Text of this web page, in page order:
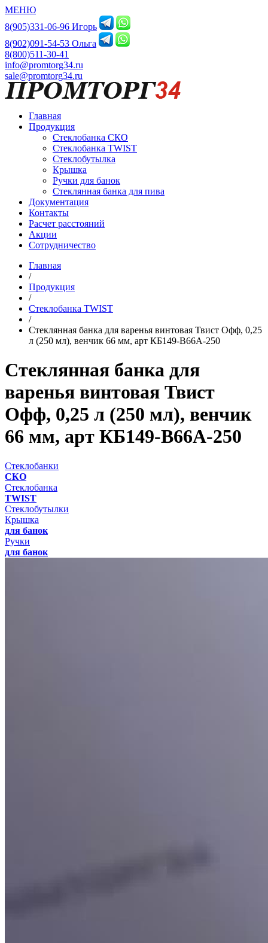
МЕНЮ
8(905)331-06-96 Игорь
8(902)091-54-53 Ольга
8(800)511-30-41
info@promtorg34.ru
sale@promtorg34.ru
Главная
Продукция
Стеклобанка СКО
Стеклобанка TWIST
Стеклобутылка
Крышка
Ручки для банок
Стеклянная банка для пива
Документация
Контакты
Расчет расстояний
Акции
Сотрудничество
Главная
/
Продукция
/
Стеклобанка TWIST
/
Стеклянная банка для варенья винтовая Твист Офф, 0,25
л (250 мл), венчик 66 мм, арт КБ149-В66А-250
Стеклянная банка для
варенья винтовая Твист
Офф, 0,25 л (250 мл), венчик
66 мм, арт КБ149-В66А-250
Стеклобанки
СКО
Стеклобанка
TWIST
Стеклобутылки
Крышка
для банок
Ручки
для банок